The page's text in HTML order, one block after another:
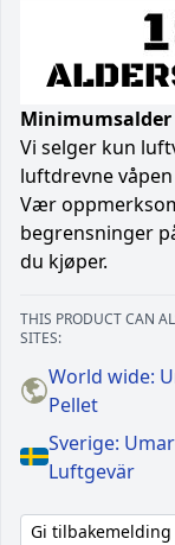
Minimumsalder
Vi selger kun
luftdrevne
Vær
begrensninger
du kjøper.
THIS PRODUCT CAN
SITES:
World wide:
Pellet
Sverige:
Luftgevär
Gi